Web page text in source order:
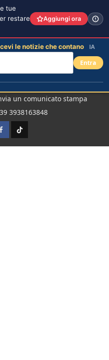
un comunicato stampa
3938163848
Facebook
TikTok
tue
restare
Aggiungi ora
le notizie che contano IA
Entra